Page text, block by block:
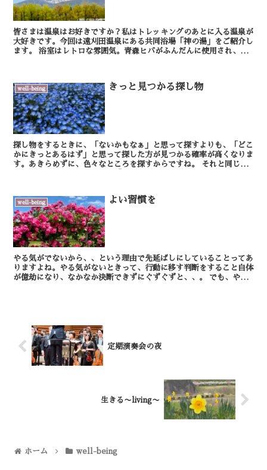
皆さまは温泉はお好きですか？私はトレッキングのあとに入る温泉が
大好きです。今回は遠刈田温泉にある共同浴場「神の湯」をご紹介し
ます。 浴室はレトロな雰囲気。青森ヒバがふんだんに使用され、そ
well-being きっと見つかる探し物
探し物をするときに、「ないかもなぁ」と思って探すよりも、「どこ
かにきっとあるはず」と思って探した方が見つかる確率が高くなりま
す。あきらめずに、色々なところを探すからですね。 それと同じよ
well-being よい習慣を
やる気がでないから、、という理由で先延ばしにしていることってあ
りますよね。やる気がないときって、行動に移す判断をすること自体
が億劫になり、なかなか決断できずにぐずぐずと、、。 でも、やる
定期演奏会の夜
生きる〜living〜
ホーム well-being